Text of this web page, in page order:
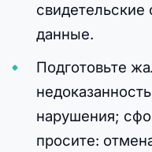
свидетельские
данные.
Подготовьте
нарушения;
просите: